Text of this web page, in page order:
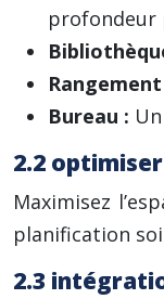
profondeur
Bureau :
2.2
Maximisez
planification
2.3